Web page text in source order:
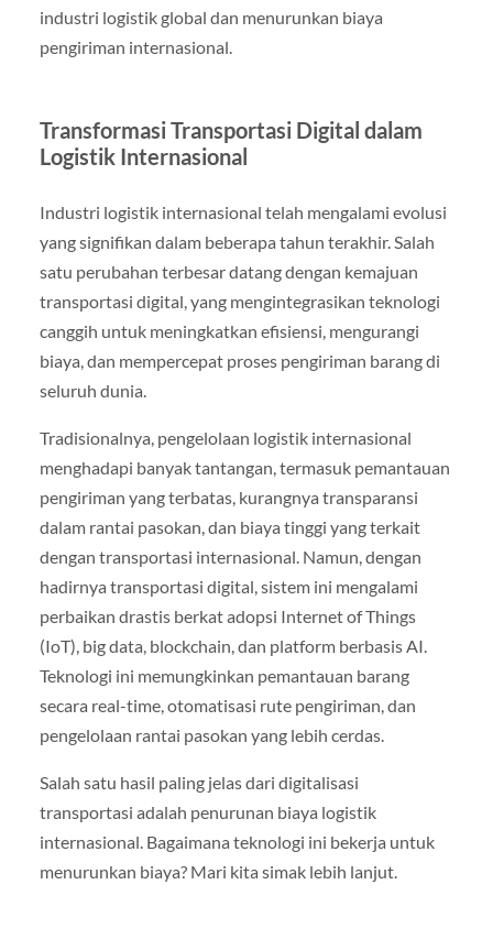
industri logistik global dan menurunkan biaya
pengiriman internasional.
Transformasi Transportasi Digital dalam
Logistik Internasional
Industri logistik internasional telah mengalami evolusi
yang signifikan dalam beberapa tahun terakhir. Salah
satu perubahan terbesar datang dengan kemajuan
transportasi digital, yang mengintegrasikan teknologi
canggih untuk meningkatkan efisiensi, mengurangi
biaya, dan mempercepat proses pengiriman barang di
seluruh dunia.
Tradisionalnya, pengelolaan logistik internasional
menghadapi banyak tantangan, termasuk pemantauan
pengiriman yang terbatas, kurangnya transparansi
dalam rantai pasokan, dan biaya tinggi yang terkait
dengan transportasi internasional. Namun, dengan
hadirnya transportasi digital, sistem ini mengalami
perbaikan drastis berkat adopsi Internet of Things
(IoT), big data, blockchain, dan platform berbasis AI.
Teknologi ini memungkinkan pemantauan barang
secara real-time, otomatisasi rute pengiriman, dan
pengelolaan rantai pasokan yang lebih cerdas.
Salah satu hasil paling jelas dari digitalisasi
transportasi adalah penurunan biaya logistik
internasional. Bagaimana teknologi ini bekerja untuk
menurunkan biaya? Mari kita simak lebih lanjut.